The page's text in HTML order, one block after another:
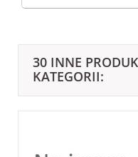
30 INNE
KATEGORII: